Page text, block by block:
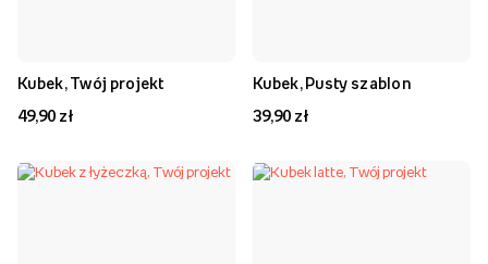
Kubek, Twój projekt
49,90 zł
Kubek, Pusty szablon
39,90 zł